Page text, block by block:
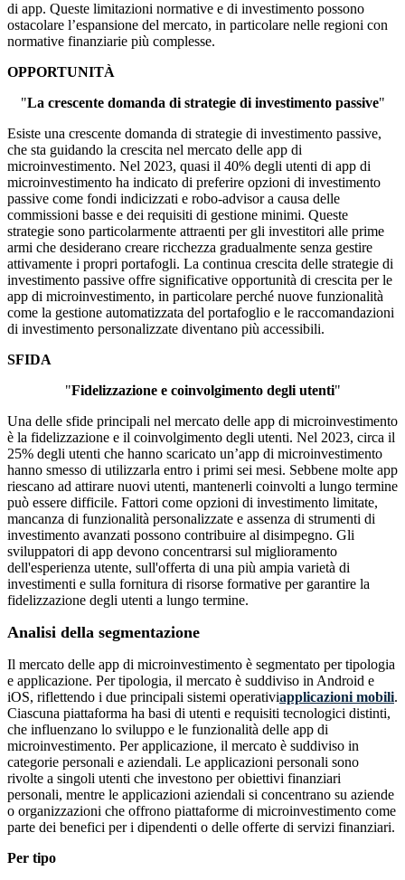
di app. Queste limitazioni normative e di investimento possono
ostacolare l’espansione del mercato, in particolare nelle regioni con
normative finanziarie più complesse.
OPPORTUNITÀ
"La crescente domanda di strategie di investimento passive"
Esiste una crescente domanda di strategie di investimento passive,
che sta guidando la crescita nel mercato delle app di
microinvestimento. Nel 2023, quasi il 40% degli utenti di app di
microinvestimento ha indicato di preferire opzioni di investimento
passive come fondi indicizzati e robo-advisor a causa delle
commissioni basse e dei requisiti di gestione minimi. Queste
strategie sono particolarmente attraenti per gli investitori alle prime
armi che desiderano creare ricchezza gradualmente senza gestire
attivamente i propri portafogli. La continua crescita delle strategie di
investimento passive offre significative opportunità di crescita per le
app di microinvestimento, in particolare perché nuove funzionalità
come la gestione automatizzata del portafoglio e le raccomandazioni
di investimento personalizzate diventano più accessibili.
SFIDA
"Fidelizzazione e coinvolgimento degli utenti"
Una delle sfide principali nel mercato delle app di microinvestimento
è la fidelizzazione e il coinvolgimento degli utenti. Nel 2023, circa il
25% degli utenti che hanno scaricato un’app di microinvestimento
hanno smesso di utilizzarla entro i primi sei mesi. Sebbene molte app
riescano ad attirare nuovi utenti, mantenerli coinvolti a lungo termine
può essere difficile. Fattori come opzioni di investimento limitate,
mancanza di funzionalità personalizzate e assenza di strumenti di
investimento avanzati possono contribuire al disimpegno. Gli
sviluppatori di app devono concentrarsi sul miglioramento
dell'esperienza utente, sull'offerta di una più ampia varietà di
investimenti e sulla fornitura di risorse formative per garantire la
fidelizzazione degli utenti a lungo termine.
Analisi della segmentazione
Il mercato delle app di microinvestimento è segmentato per tipologia
e applicazione. Per tipologia, il mercato è suddiviso in Android e
iOS, riflettendo i due principali sistemi operativiapplicazioni mobili.
Ciascuna piattaforma ha basi di utenti e requisiti tecnologici distinti,
che influenzano lo sviluppo e le funzionalità delle app di
microinvestimento. Per applicazione, il mercato è suddiviso in
categorie personali e aziendali. Le applicazioni personali sono
rivolte a singoli utenti che investono per obiettivi finanziari
personali, mentre le applicazioni aziendali si concentrano su aziende
o organizzazioni che offrono piattaforme di microinvestimento come
parte dei benefici per i dipendenti o delle offerte di servizi finanziari.
Per tipo